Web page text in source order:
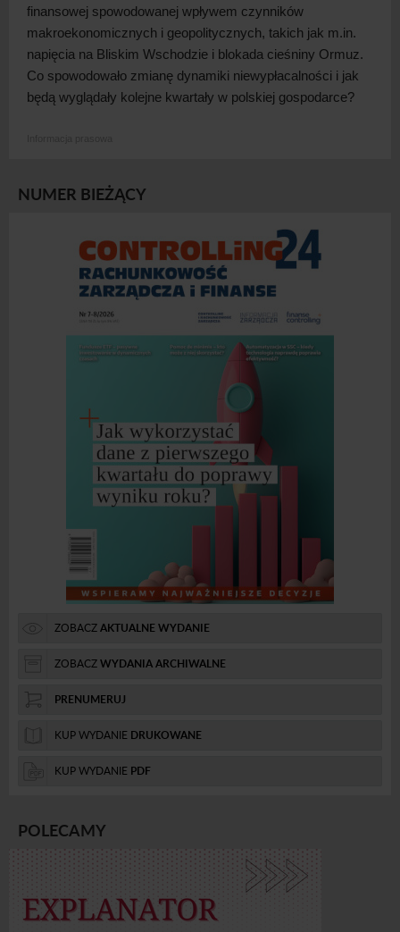
finansowej spowodowanej wpływem czynników
makroekonomicznych i geopolitycznych, takich jak m.in.
napięcia na Bliskim Wschodzie i blokada cieśniny Ormuz.
Co spowodowało zmianę dynamiki niewypłacalności i jak
będą wyglądały kolejne kwartały w polskiej gospodarce?
NUMER BIEŻĄCY
ZOBACZAKTUALNE WYDANIE
ZOBACZWYDANIA ARCHIWALNE
PRENUMERUJ
KUP WYDANIE DRUKOWANE
KUP WYDANIE PDF
POLECAMY